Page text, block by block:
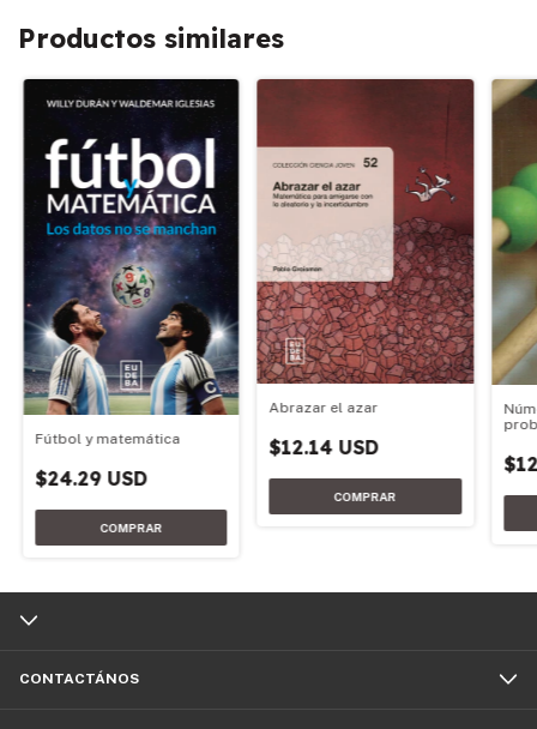
Productos similares
Fútbol y matemática
$24.29 USD
Abrazar el azar
$12.14 USD
CONTACTÁNOS